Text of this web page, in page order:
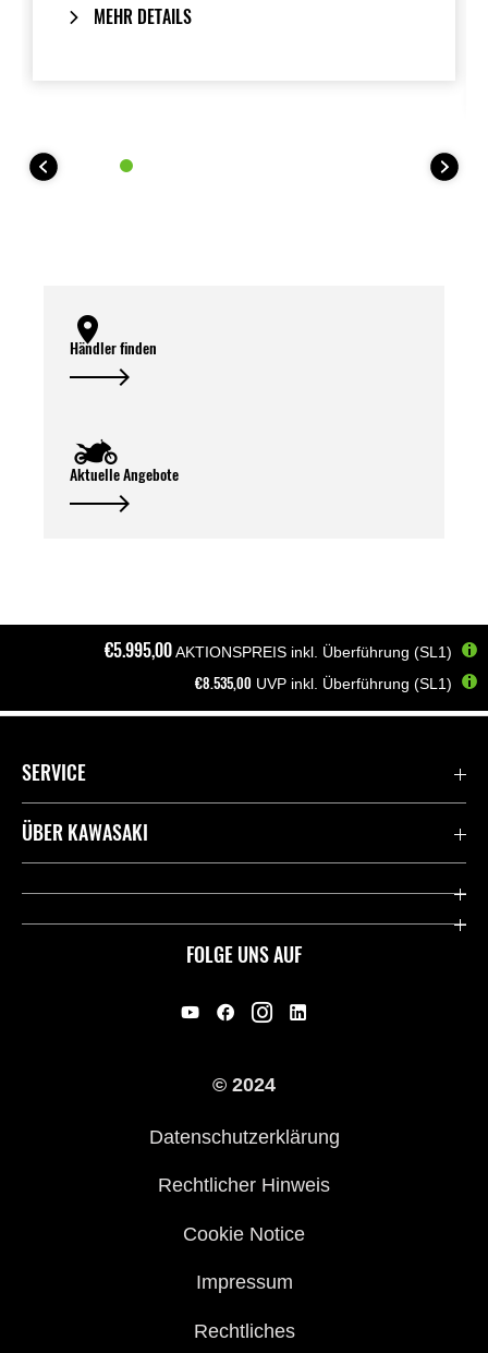
MEHR DETAILS
Händler finden
Aktuelle Angebote
€5.995,00AKTIONSPREIS inkl. Überführung (SL1)
€8.535,00 UVP inkl. Überführung (SL1)
Motorräder Elektro/Hybrid Z e-1
FOLGE UNS AUF
SERVICE
Kontaktiere uns
ÜBER KAWASAKI
Kawasaki Deutschland
© 2024
Datenschutzerklärung
Rechtlicher Hinweis
Cookie Notice
Impressum
Rechtliches